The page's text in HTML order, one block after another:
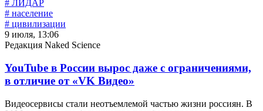
# ЛИДАР
# население
# цивилизации
9 июля, 13:06
Редакция Naked Science
YouTube в России вырос даже с ограничениями,
в отличие от «VK Видео»
Видеосервисы стали неотъемлемой частью жизни россиян. В